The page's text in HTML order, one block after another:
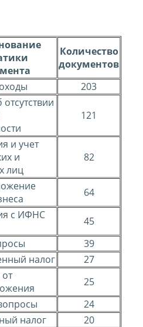
Количество
документов
203
121
и учет
и
лиц
82
64
с ИФНС
45
39
налог
27
25
24
налог
20